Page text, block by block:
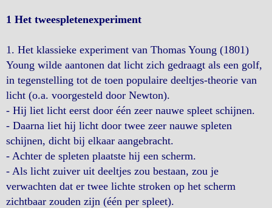
1 Het tweespletenexperiment
1. Het klassieke experiment van Thomas Young (1801)
Young wilde aantonen dat licht zich gedraagt als een golf,
in tegenstelling tot de toen populaire deeltjes-theorie van
licht (o.a. voorgesteld door Newton).
- Hij liet licht eerst door één zeer nauwe spleet schijnen.
- Daarna liet hij licht door twee zeer nauwe spleten
schijnen, dicht bij elkaar aangebracht.
- Achter de spleten plaatste hij een scherm.
- Als licht zuiver uit deeltjes zou bestaan, zou je
verwachten dat er twee lichte stroken op het scherm
zichtbaar zouden zijn (één per spleet).